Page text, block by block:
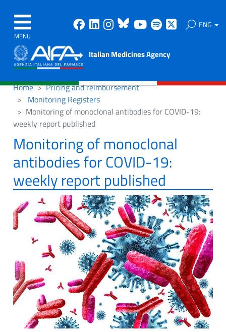
MENU
Facebook
Linkedin
Instagram
Bluesky
Youtube
Spotify ENG
Italian Medicines Agency
Home
Pricing and reimbursement
Monitoring Registers
Monitoring of monoclonal antibodies for COVID-19:
weekly report published
Monitoring of monoclonal
antibodies for COVID-19:
weekly report published